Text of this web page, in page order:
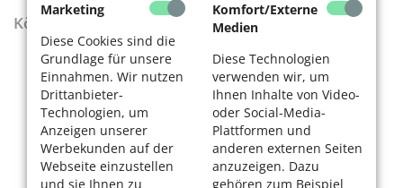
Marketing
Diese Cookies sind die
Grundlage für unsere
Einnahmen. Wir nutzen
Drittanbieter-
Technologien, um
Anzeigen unserer
Werbekunden auf der
Webseite einzustellen
und sie Ihnen zu
Komfort/Externe
Medien
Diese Technologien
verwenden wir, um
Ihnen Inhalte von Video-
oder Social-Media-
Plattformen und
anderen externen Seiten
anzuzeigen. Dazu
gehören zum Beispiel
KölnerLeben Sommer 2026